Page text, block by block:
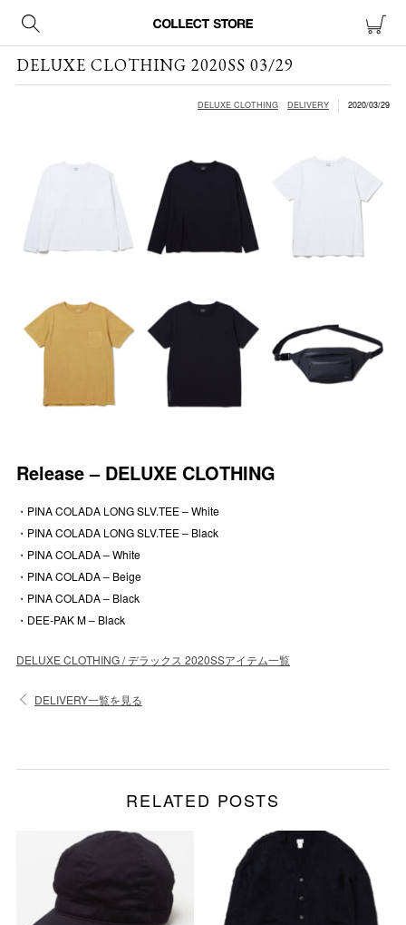
DELUXE CLOTHING 2020SS 03/29
DELUXE CLOTHING DELIVERY 2020/03/29
Release – DELUXE CLOTHING
・PINA COLADA LONG SLV.TEE – White
・PINA COLADA LONG SLV.TEE – Black
・PINA COLADA – White
・PINA COLADA – Beige
・PINA COLADA – Black
・DEE-PAK M – Black
DELUXE CLOTHING / デラックス 2020SSアイテム一覧
DELIVERY一覧を見る
RELATED POSTS